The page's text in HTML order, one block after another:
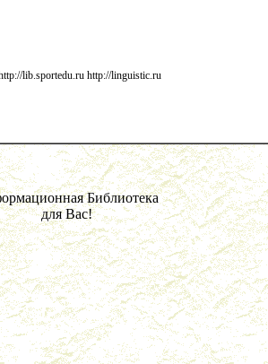
lib.sportedu.ru http://linguistic.ru
Библиотека
для Вас!